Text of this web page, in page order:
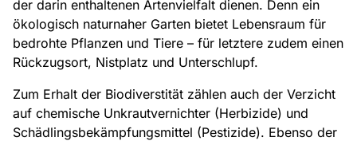
der darin enthaltenen Artenvielfalt dienen. Denn ein
ökologisch naturnaher Garten bietet Lebensraum für
bedrohte Pflanzen und Tiere – für letztere zudem einen
Rückzugsort, Nistplatz und Unterschlupf.
Zum Erhalt der Biodiverstität zählen auch der Verzicht
auf chemische Unkrautvernichter (Herbizide) und
Schädlingsbekämpfungsmittel (Pestizide). Ebenso der